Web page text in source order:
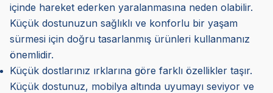
içinde hareket ederken yaralanmasına neden olabilir.
Küçük dostunuzun sağlıklı ve konforlu bir yaşam
sürmesi için doğru tasarlanmış ürünleri kullanmanız
önemlidir.
Küçük dostlarınız ırklarına göre farklı özellikler taşır.
Küçük dostunuz, mobilya altında uyumayı seviyor ve